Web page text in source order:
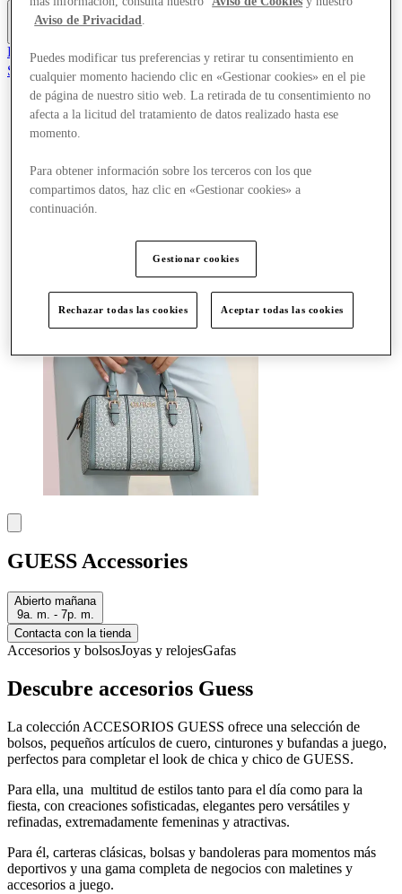
El Club
Salvado
es
Tiendas
Ofertas
¿Qué pasa?
Tarjetas regalo
Servicios
GUESS Accessories
Abierto mañana
9a. m. - 7p. m.
Contacta con la tienda
Accesorios y bolsosJoyas y relojesGafas
Descubre accesorios Guess
La colección ACCESORIOS GUESS ofrece una selección de
bolsos, pequeños artículos de cuero, cinturones y bufandas a juego,
perfectos para completar el look de chica y chico de GUESS.
Para ella, una multitud de estilos tanto para el día como para la
fiesta, con creaciones sofisticadas, elegantes pero versátiles y
refinadas, extremadamente femeninas y atractivas.
Para él, carteras clásicas, bolsas y bandoleras para momentos más
deportivos y una gama completa de negocios con maletines y
accesorios a juego.
Aviso de Privacidad.
Puedes modificar tus preferencias y retirar tu consentimiento en
cualquier momento haciendo clic en «Gestionar cookies» en el pie
de página de nuestro sitio web. La retirada de tu consentimiento no
afecta a la licitud del tratamiento de datos realizado hasta ese
momento.
Para obtener información sobre los terceros con los que
compartimos datos, haz clic en «Gestionar cookies» a
continuación.
Gestionar cookies
Rechazar todas las cookies Aceptar todas las cookies